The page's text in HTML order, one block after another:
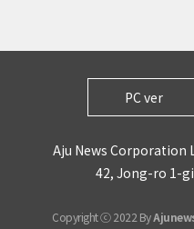
PC ver
Aju News Corporation
42, Jong-ro 1-
Copyright ⓒ 2022 By